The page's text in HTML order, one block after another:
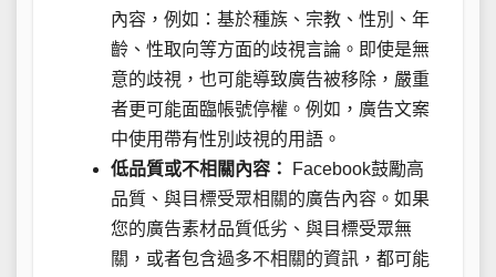
內容，例如：基於種族、宗教、性別、年
齡、性取向等方面的歧視言論。即使是無
意的歧視，也可能導致廣告被移除，嚴重
者更可能面臨帳號停權。例如，廣告文案
中使用帶有性別歧視的用語。
低品質或不相關內容：
Facebook鼓勵高
品質、與目標受眾相關的廣告內容。如果
您的廣告素材品質低劣、與目標受眾無
關，或者包含過多不相關的資訊，都可能